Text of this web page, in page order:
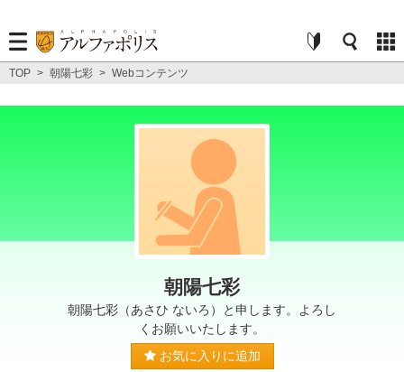
TOP > 朝陽七彩 > Webコンテンツ
朝陽七彩
朝陽七彩（あさひ ないろ）と申します。よろし
くお願いいたします。
お気に入りに追加